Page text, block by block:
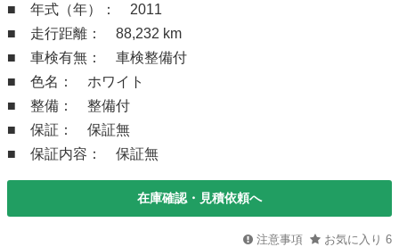
■ 年式（年）： 2011
■ 走行距離： 88,232 km
■ 車検有無： 車検整備付
■ 色名： ホワイト
■ 整備： 整備付
■ 保証： 保証無
■ 保証内容： 保証無
在庫確認・見積依頼へ
注意事項 お気に入り 6